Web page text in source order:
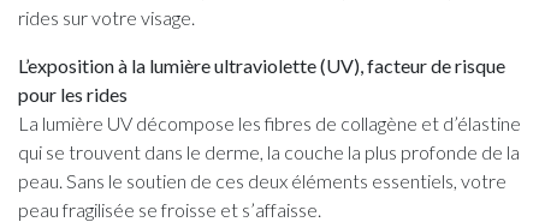
rides sur votre visage.
L’exposition à la lumière ultraviolette (UV), facteur de risque
pour les rides
La lumière UV décompose les fibres de collagène et d’élastine
qui se trouvent dans le derme, la couche la plus profonde de la
peau. Sans le soutien de ces deux éléments essentiels, votre
peau fragilisée se froisse et s’affaisse.